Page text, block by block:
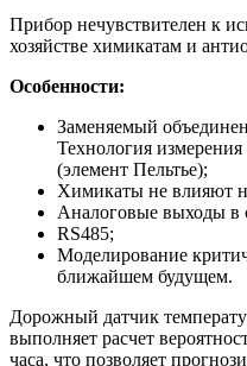
Прибор нечувствителен к
хозяйстве химикатам и
Особенности:
Заменяемый
Технология
(элемент Пельтье);
Химикаты не влияют
Аналоговые выходы в
RS485;
Моделирование
ближайшем будущем.
Дорожный датчик
выполняет расчет
часа, что позволяет